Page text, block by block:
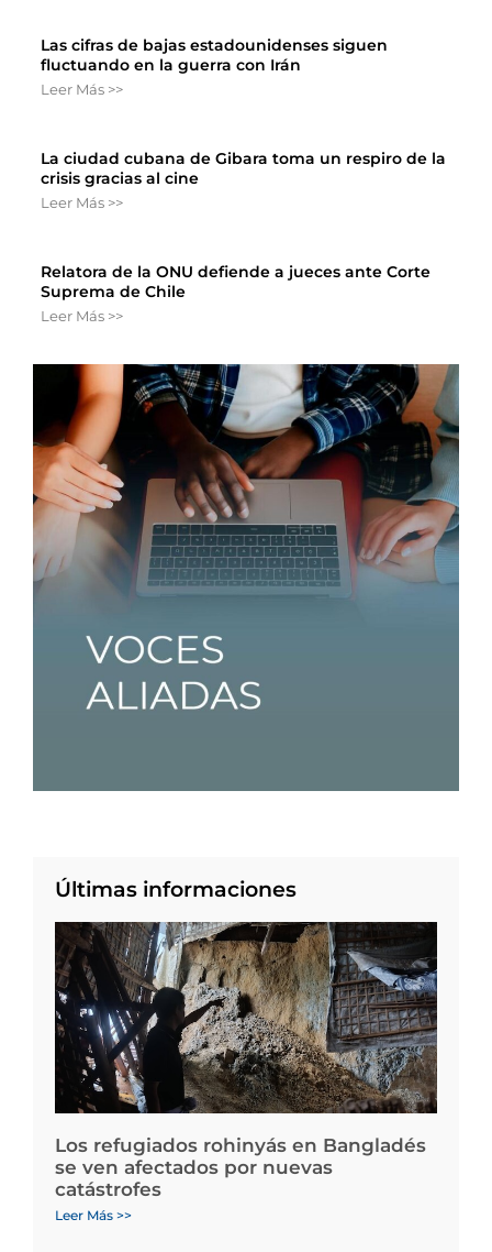
Las cifras de bajas estadounidenses siguen
fluctuando en la guerra con Irán
Leer Más >>
La ciudad cubana de Gibara toma un respiro de la
crisis gracias al cine
Leer Más >>
Relatora de la ONU defiende a jueces ante Corte
Suprema de Chile
Leer Más >>
Últimas informaciones
Los refugiados rohinyás en Bangladés
se ven afectados por nuevas
catástrofes
Leer Más >>